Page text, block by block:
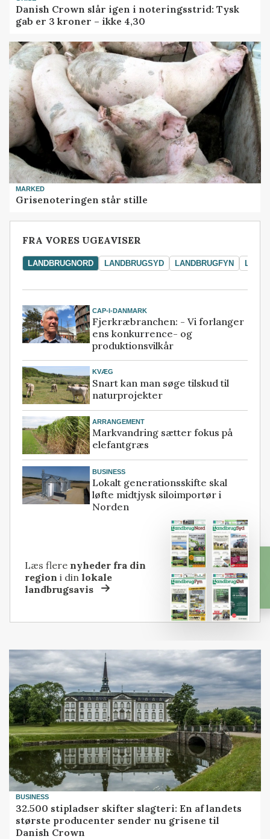
Danish Crown slår igen i noteringsstrid: Tysk
gab er 3 kroner – ikke 4,30
MARKED
Grisenoteringen står stille
FRA VORES UGEAVISER
LANDBRUGNORD LANDBRUGSYD LANDBRUGFYN
CAP-I-DANMARK
Fjerkræbranchen: - Vi forlanger
ens konkurrence- og
produktionsvilkår
KVÆG
Snart kan man søge tilskud til
naturprojekter
ARRANGEMENT
Markvandring sætter fokus på
elefantgræs
BUSINESS
Lokalt generationsskifte skal
løfte midtjysk siloimportør i
Norden
Læs flere nyheder fra din
region i dinlokale
landbrugsavis
BUSINESS
32.500 stipladser skifter slagteri: En af landets
største producenter sender nu grisene til
Danish Crown